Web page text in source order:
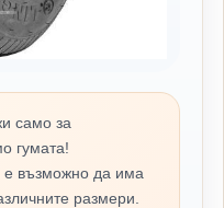
само за
гумата!
е възможно да има
размери.